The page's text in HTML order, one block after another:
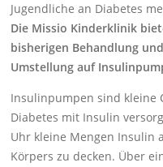
Jugendliche an Diabetes
Die Missio Kinderklinik
bisherigen Behandlung
Umstellung auf
Insulinpumpen sind kleine
Diabetes mit Insulin
Uhr kleine Mengen Insulin
Körpers zu decken. Über